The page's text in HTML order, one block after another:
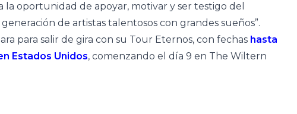
oportunidad de apoyar, motivar y ser testigo del
de artistas talentosos con grandes sueños”.
para salir de gira con su Tour Eternos, con fechas hasta
Estados Unidos, comenzando el día 9 en The Wiltern